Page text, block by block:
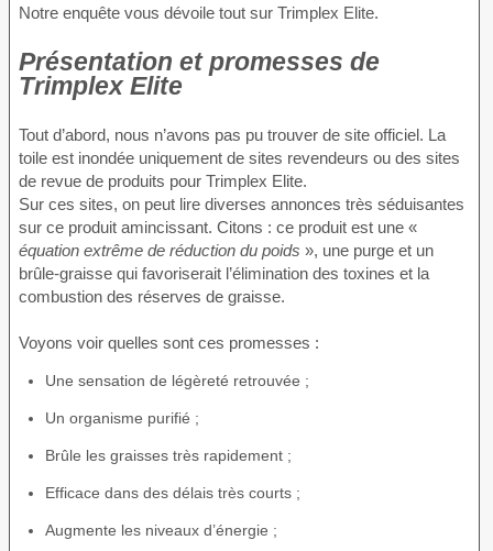
Notre enquête vous dévoile tout sur Trimplex Elite.
Présentation et promesses de
Trimplex Elite
Tout d’abord, nous n’avons pas pu trouver de site officiel. La
toile est inondée uniquement de sites revendeurs ou des sites
de revue de produits pour Trimplex Elite.
Sur ces sites, on peut lire diverses annonces très séduisantes
sur ce produit amincissant. Citons : ce produit est une «
équation extrême de réduction du poids », une purge et un
brûle-graisse qui favoriserait l’élimination des toxines et la
combustion des réserves de graisse.
Voyons voir quelles sont ces promesses :
Une sensation de légèreté retrouvée ;
Un organisme purifié ;
Brûle les graisses très rapidement ;
Efficace dans des délais très courts ;
Augmente les niveaux d’énergie ;